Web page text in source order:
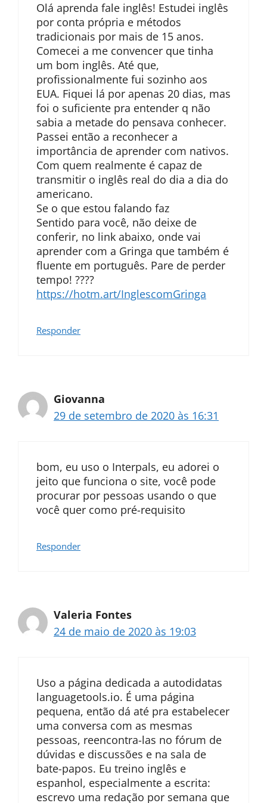
Olá aprenda fale inglês! Estudei inglês
por conta própria e métodos
tradicionais por mais de 15 anos.
Comecei a me convencer que tinha
um bom inglês. Até que,
profissionalmente fui sozinho aos
EUA. Fiquei lá por apenas 20 dias, mas
foi o suficiente pra entender q não
sabia a metade do pensava conhecer.
Passei então a reconhecer a
importância de aprender com nativos.
Com quem realmente é capaz de
transmitir o inglês real do dia a dia do
americano.
Se o que estou falando faz
Sentido para você, não deixe de
conferir, no link abaixo, onde vai
aprender com a Gringa que também é
fluente em português. Pare de perder
tempo! ????
https://hotm.art/InglescomGringa
Responder
Giovanna
29 de setembro de 2020 às 16:31
bom, eu uso o Interpals, eu adorei o
jeito que funciona o site, você pode
procurar por pessoas usando o que
você quer como pré-requisito
Responder
Valeria Fontes
24 de maio de 2020 às 19:03
Uso a página dedicada a autodidatas
languagetools.io. É uma página
pequena, então dá até pra estabelecer
uma conversa com as mesmas
pessoas, reencontra-las no fórum de
dúvidas e discussões e na sala de
bate-papos. Eu treino inglês e
espanhol, especialmente a escrita:
escrevo uma redação por semana que